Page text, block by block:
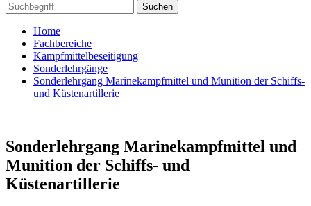
Suchen
Home
Fachbereiche
Kampfmittelbeseitigung
Sonderlehrgänge
Sonderlehrgang Marinekampfmittel und Munition der Schiffs-
und Küstenartillerie
Sonderlehrgang Marinekampfmittel und
Munition der Schiffs- und
Küstenartillerie